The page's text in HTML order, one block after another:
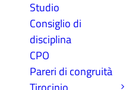
Studio
Consiglio di
disciplina
CPO
Pareri di congruità